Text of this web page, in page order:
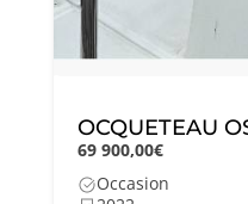
OCQUETEAU
69 900,00€
Occasion